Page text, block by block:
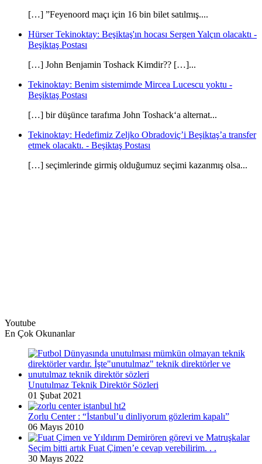
[…] ”Feyenoord maçı için 16 bin bilet satılmış....
Hürser Tekinoktay: Beşiktaş'ın hocası Sergen Yalçın olacaktı -
Beşiktaş Postası
[…] John Benjamin Toshack Kimdir?? […]...
Tekinoktay: Benim sistemimde Mircea Lucescu yoktu -
Beşiktaş Postası
[…] bir düşünce tarafıma John Toshack‘a alternat...
Tekinoktay: Hedefimiz Zeljko Obradoviç’i Beşiktaş’a transfer
etmek olacaktı. - Beşiktaş Postası
[…] seçimlerinde girmiş olduğumuz seçimi kazanmış olsa...
Youtube
En Çok Okunanlar
Unutulmaz Teknik Direktör Sözleri
01 Şubat 2021
Zorlu Center : “İstanbul’u dinliyorum gözlerim kapalı”
06 Mayıs 2010
Seçim bitti artık Fuat Çimen’e cevap verebilirim. . .
30 Mayıs 2022